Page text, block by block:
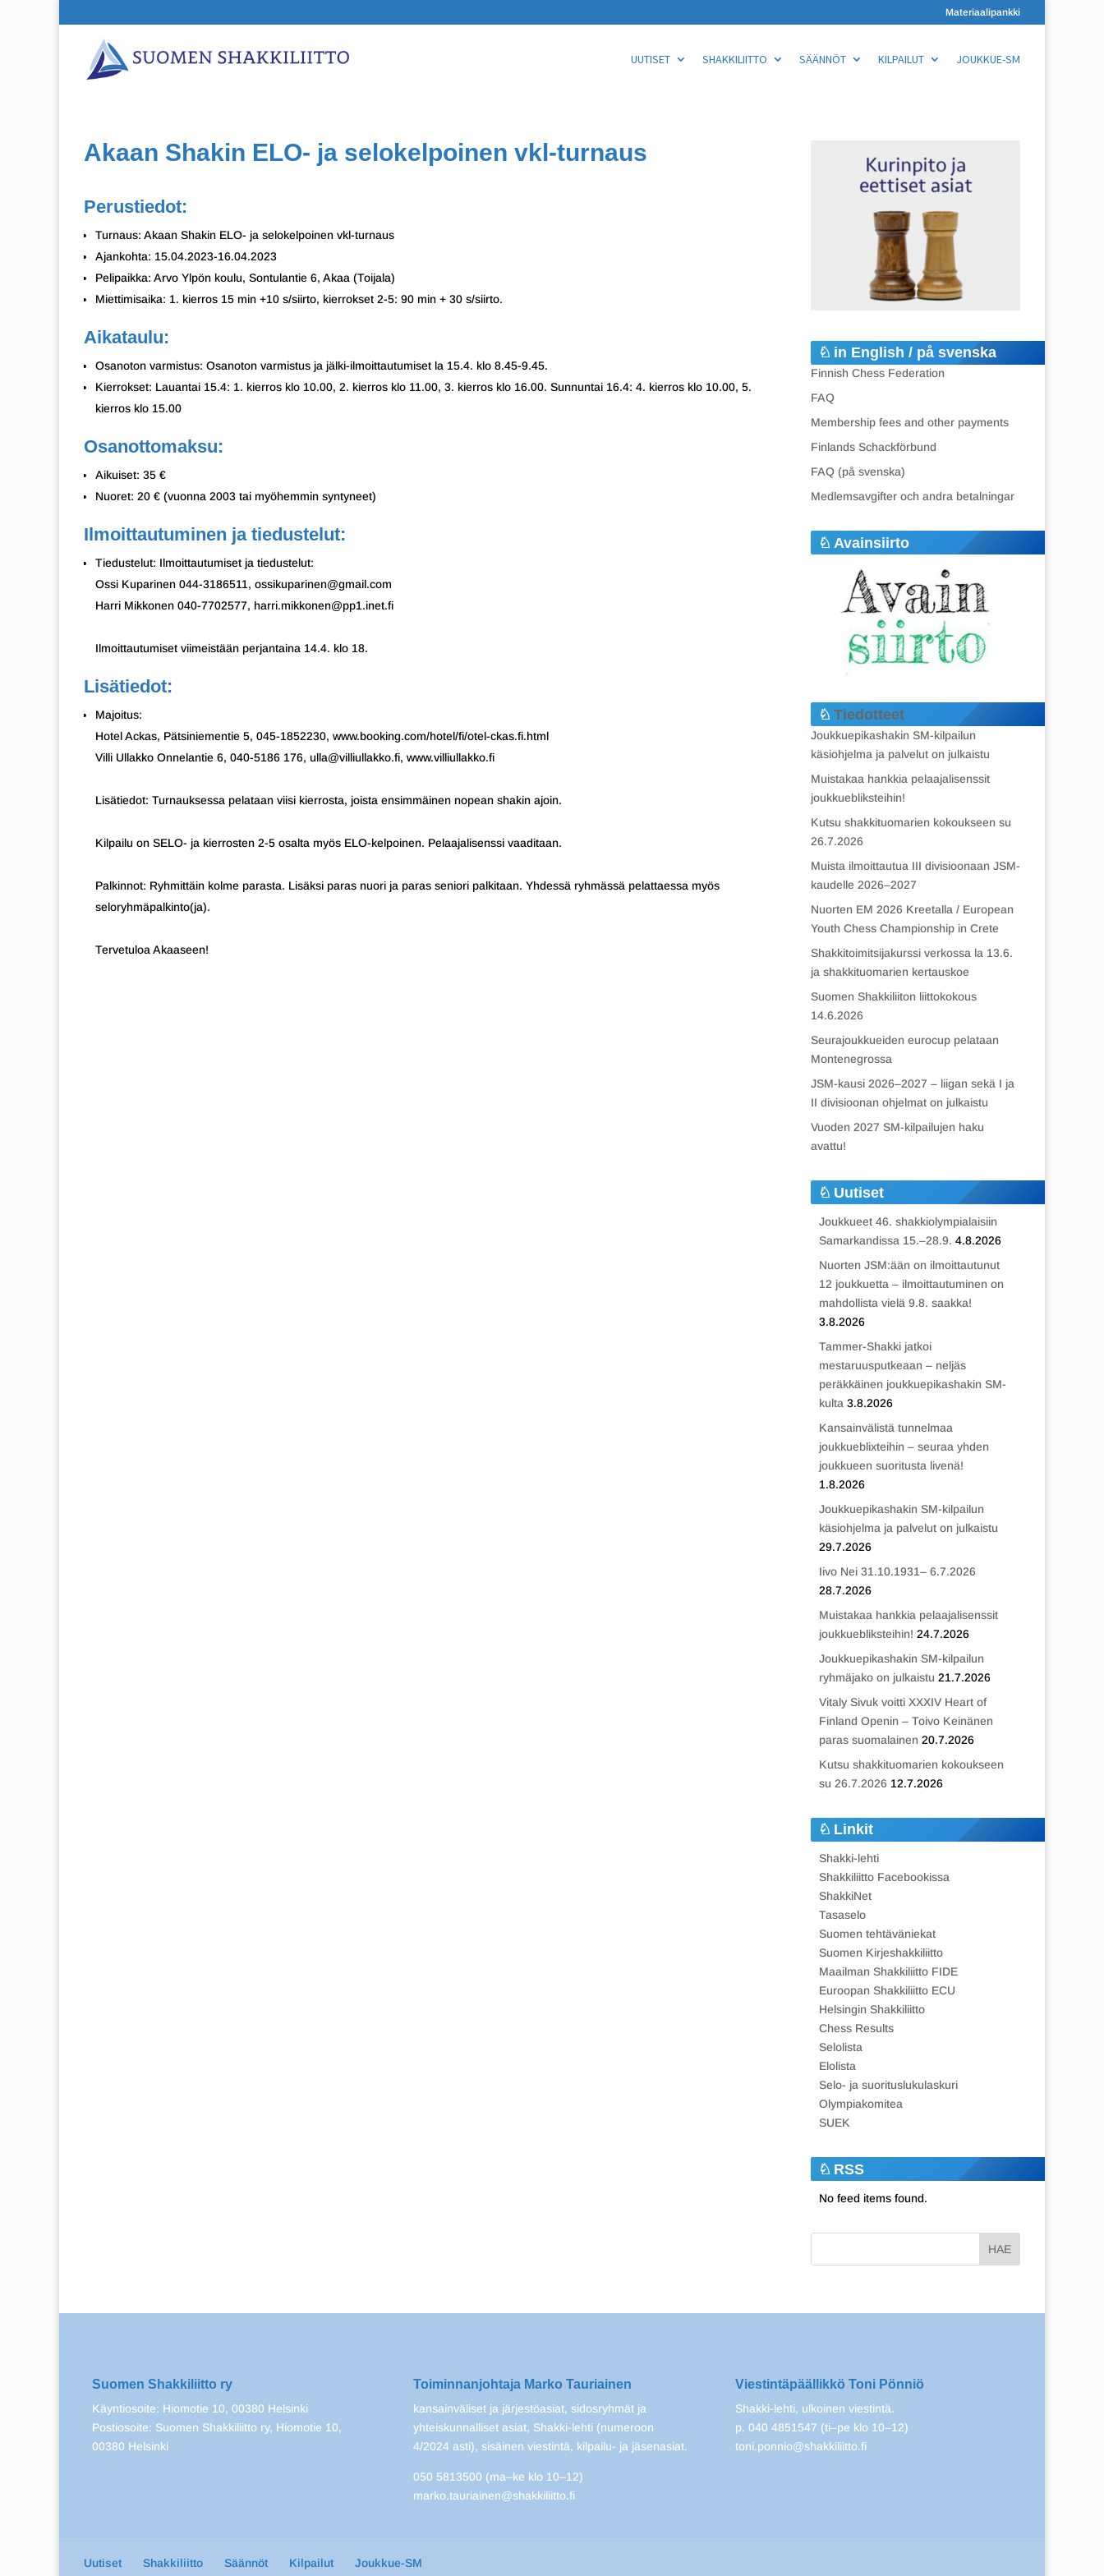
Materiaalipankki
UUTISET SHAKKILIITTO SÄÄNNÖT KILPAILUT JOUKKUE-SM
Akaan Shakin ELO- ja selokelpoinen vkl-turnaus
Perustiedot:
Turnaus: Akaan Shakin ELO- ja selokelpoinen vkl-turnaus
Ajankohta: 15.04.2023-16.04.2023
Pelipaikka: Arvo Ylpön koulu, Sontulantie 6, Akaa (Toijala)
Miettimisaika: 1. kierros 15 min +10 s/siirto, kierrokset 2-5: 90 min + 30 s/siirto.
Aikataulu:
Osanoton varmistus: Osanoton varmistus ja jälki-ilmoittautumiset la 15.4. klo 8.45-9.45.
Kierrokset: Lauantai 15.4: 1. kierros klo 10.00, 2. kierros klo 11.00, 3. kierros klo 16.00. Sunnuntai 16.4: 4. kierros klo 10.00, 5.
kierros klo 15.00
Osanottomaksu:
Aikuiset: 35 €
Nuoret: 20 € (vuonna 2003 tai myöhemmin syntyneet)
Ilmoittautuminen ja tiedustelut:
Tiedustelut: Ilmoittautumiset ja tiedustelut:
Ossi Kuparinen 044-3186511, ossikuparinen@gmail.com
Harri Mikkonen 040-7702577, harri.mikkonen@pp1.inet.fi
Ilmoittautumiset viimeistään perjantaina 14.4. klo 18.
Lisätiedot:
Majoitus:
Hotel Ackas, Pätsiniementie 5, 045-1852230, www.booking.com/hotel/fi/otel-ckas.fi.html
Villi Ullakko Onnelantie 6, 040-5186 176, ulla@villiullakko.fi, www.villiullakko.fi
Lisätiedot: Turnauksessa pelataan viisi kierrosta, joista ensimmäinen nopean shakin ajoin.
Kilpailu on SELO- ja kierrosten 2-5 osalta myös ELO-kelpoinen. Pelaajalisenssi vaaditaan.
Palkinnot: Ryhmittäin kolme parasta. Lisäksi paras nuori ja paras seniori palkitaan. Yhdessä ryhmässä pelattaessa myös
seloryhmäpalkinto(ja).
Tervetuloa Akaaseen!
in English / på svenska
Finnish Chess Federation
FAQ
Membership fees and other payments
Finlands Schackförbund
FAQ (på svenska)
Medlemsavgifter och andra betalningar
Avainsiirto
Tiedotteet
Joukkuepikashakin SM-kilpailun
käsiohjelma ja palvelut on julkaistu
Muistakaa hankkia pelaajalisenssit
joukkuebliksteihin!
Kutsu shakkituomarien kokoukseen su
26.7.2026
Muista ilmoittautua III divisioonaan JSM-
kaudelle 2026–2027
Nuorten EM 2026 Kreetalla / European
Youth Chess Championship in Crete
Shakkitoimitsijakurssi verkossa la 13.6.
ja shakkituomarien kertauskoe
Suomen Shakkiliiton liittokokous
14.6.2026
Seurajoukkueiden eurocup pelataan
Montenegrossa
JSM-kausi 2026–2027 – liigan sekä I ja
II divisioonan ohjelmat on julkaistu
Vuoden 2027 SM-kilpailujen haku
avattu!
Uutiset
Joukkueet 46. shakkiolympialaisiin
Samarkandissa 15.–28.9. 4.8.2026
Nuorten JSM:ään on ilmoittautunut
12 joukkuetta – ilmoittautuminen on
mahdollista vielä 9.8. saakka!
3.8.2026
Tammer-Shakki jatkoi
mestaruusputkeaan – neljäs
peräkkäinen joukkuepikashakin SM-
kulta 3.8.2026
Kansainvälistä tunnelmaa
joukkueblixteihin – seuraa yhden
joukkueen suoritusta livenä!
1.8.2026
Joukkuepikashakin SM-kilpailun
käsiohjelma ja palvelut on julkaistu
29.7.2026
Iivo Nei 31.10.1931– 6.7.2026
28.7.2026
Muistakaa hankkia pelaajalisenssit
joukkuebliksteihin! 24.7.2026
Joukkuepikashakin SM-kilpailun
ryhmäjako on julkaistu 21.7.2026
Vitaly Sivuk voitti XXXIV Heart of
Finland Openin – Toivo Keinänen
paras suomalainen 20.7.2026
Kutsu shakkituomarien kokoukseen
su 26.7.2026 12.7.2026
Linkit
Shakki-lehti
Shakkiliitto Facebookissa
ShakkiNet
Tasaselo
Suomen tehtäväniekat
Suomen Kirjeshakkiliitto
Maailman Shakkiliitto FIDE
Euroopan Shakkiliitto ECU
Helsingin Shakkiliitto
Chess Results
Selolista
Elolista
Selo- ja suorituslukulaskuri
Olympiakomitea
SUEK
RSS
No feed items found.
Suomen Shakkiliitto ry
Käyntiosoite: Hiomotie 10, 00380 Helsinki
Postiosoite: Suomen Shakkiliitto ry, Hiomotie 10,
00380 Helsinki
Toiminnanjohtaja Marko Tauriainen
kansainväliset ja järjestöasiat, sidosryhmät ja
yhteiskunnalliset asiat, Shakki-lehti (numeroon
4/2024 asti), sisäinen viestintä, kilpailu- ja jäsenasiat.
050 5813500 (ma–ke klo 10–12)
marko.tauriainen@shakkiliitto.fi
Viestintäpäällikkö Toni Pönniö
Shakki-lehti, ulkoinen viestintä.
p. 040 4851547 (ti–pe klo 10–12)
toni.ponnio@shakkiliitto.fi
Uutiset Shakkiliitto Säännöt Kilpailut Joukkue-SM